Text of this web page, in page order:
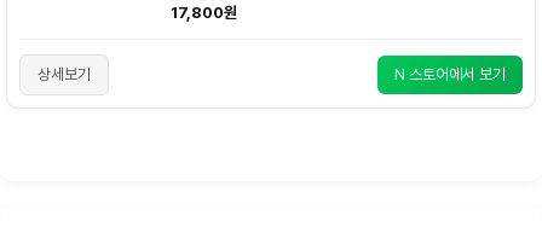
17,800원
상세보기 N 스토어에서 보기